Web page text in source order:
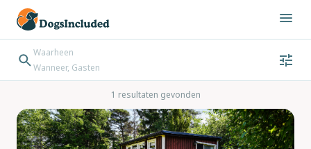
Waarheen
Wanneer, Gasten
Bestemming zoeken
Inchecken → Uitchecken1 resultaten gevonden